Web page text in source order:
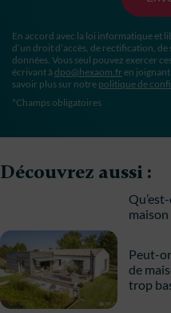
En accord avec la loi informatique et
d’un droit d’accès, de rectification,
données. Vous seul pouvez exercer
écrivant à dpo@hexaom.fr en
savoir plus sur notre politique de
*Champs obligatoires
Découvrez aussi :
maison
Peut-
de
trop